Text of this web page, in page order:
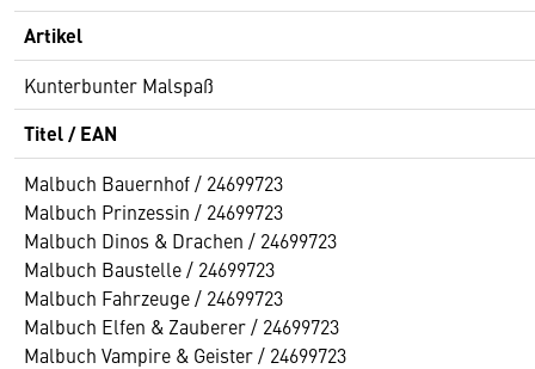
Artikel
Kunterbunter Malspaß
Titel / EAN
Malbuch Bauernhof / 24699723
Malbuch Prinzessin / 24699723
Malbuch Dinos & Drachen / 24699723
Malbuch Baustelle / 24699723
Malbuch Fahrzeuge / 24699723
Malbuch Elfen & Zauberer / 24699723
Malbuch Vampire & Geister / 24699723